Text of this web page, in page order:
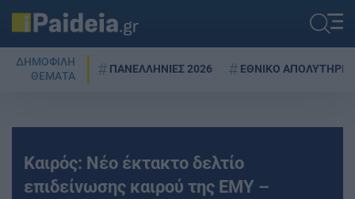
ΔΗΜΟΦΙΛΗ
ΘΕΜΑΤΑ
ΠΑΝΕΛΛΗΝΙΕΣ 2026 ΕΘΝΙΚΟ ΑΠΟΛΥΤΗΡΙΟ
Καιρός: Νέο έκτακτο δελτίο
επιδείνωσης καιρού της ΕΜΥ –